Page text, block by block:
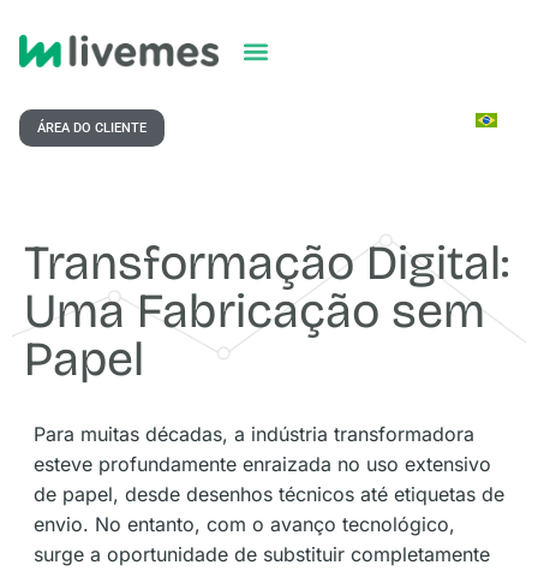
ÁREA DO CLIENTE
Transformação Digital:
Uma Fabricação sem
Papel
Para muitas décadas, a indústria transformadora
esteve profundamente enraizada no uso extensivo
de papel, desde desenhos técnicos até etiquetas de
envio. No entanto, com o avanço tecnológico,
surge a oportunidade de substituir completamente